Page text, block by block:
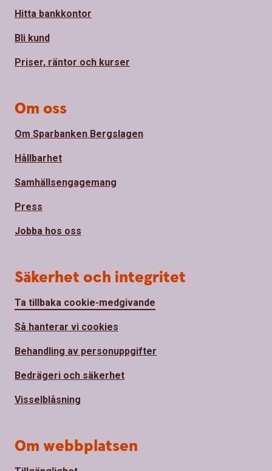
Hitta bankkontor
Bli kund
Priser, räntor och kurser
Om oss
Om Sparbanken Bergslagen
Hållbarhet
Samhällsengagemang
Press
Jobba hos oss
Säkerhet och integritet
Ta tillbaka cookie-medgivande
Så hanterar vi cookies
Behandling av personuppgifter
Bedrägeri och säkerhet
Visselblåsning
Om webbplatsen